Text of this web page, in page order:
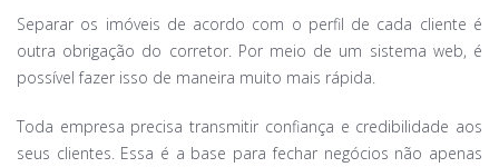
Separar os imóveis de acordo com o perfil de cada cliente é
outra obrigação do corretor. Por meio de um sistema web, é
possível fazer isso de maneira muito mais rápida.
Toda empresa precisa transmitir confiança e credibilidade aos
seus clientes. Essa é a base para fechar negócios não apenas